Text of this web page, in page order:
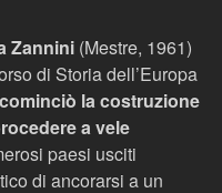
Zannini (Mestre, 1961)
di Storia dell’Europa
la costruzione
a vele
paesi usciti
di ancorarsi a un